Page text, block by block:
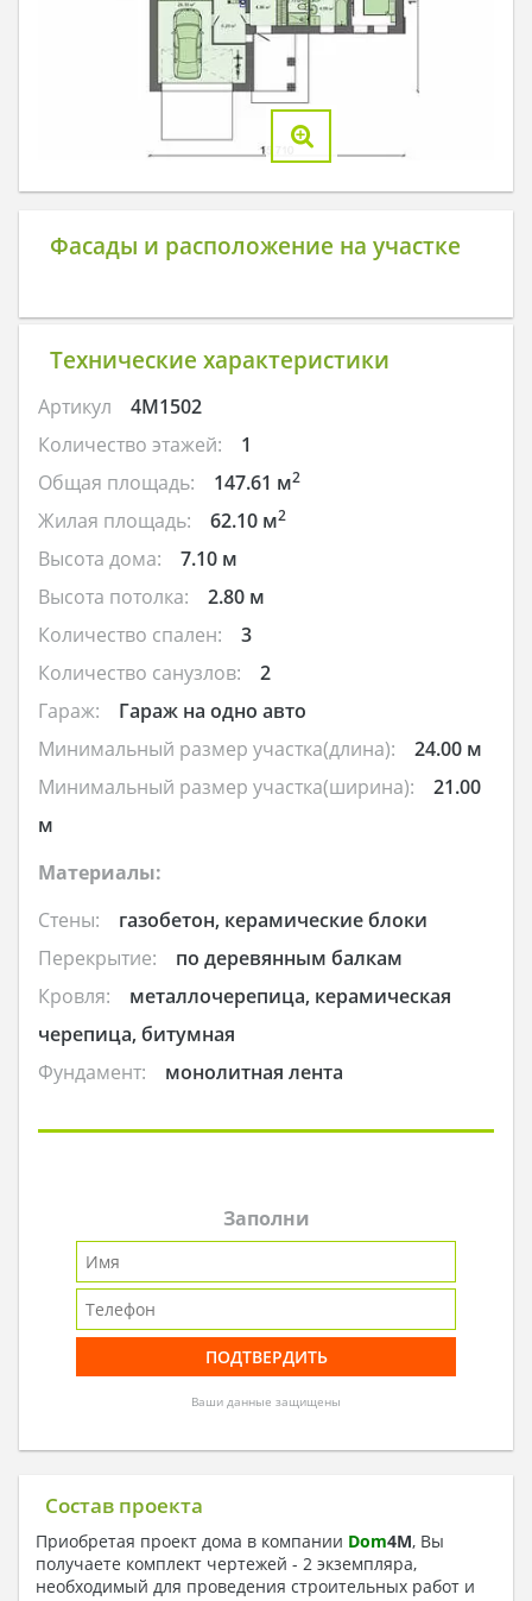
Фасады и расположение на участке
Технические характеристики
Артикул
4M1502
Количество этажей:
1
Общая площадь:
147.61 м2
Жилая площадь: 62.10 м2
Высота дома:
7.10 м
Высота потолка:
2.80 м
Количество спален:
3
Количество санузлов:
2
Гараж:
Гараж на одно авто
Минимальный размер участка(длина):
24.00 м
Минимальный размер участка(ширина):
21.00
м
Материалы:
Стены:
газобетон, керамические блоки
Перекрытие:
по деревянным балкам
Кровля:
металлочерепица, керамическая
черепица, битумная
Фундамент:
монолитная лента
Заполни
Ваши данные защищены
Состав проекта
Приобретая проект дома в компании Dom4M, Вы
получаете комплект чертежей - 2 экземпляра,
необходимый для проведения строительных работ и